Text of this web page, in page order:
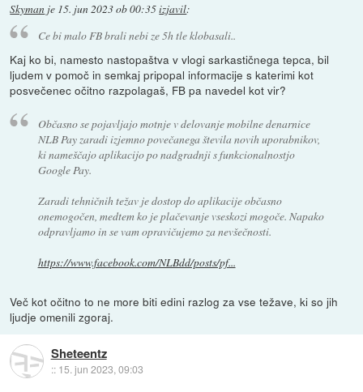
Skyman je 15. jun 2023 ob 00:35izjavil:
Ce bi malo FB brali nebi ze 5h tle klobasali..
Kaj ko bi, namesto nastopaštva v vlogi sarkastičnega tepca, bil
ljudem v pomoč in semkaj pripopal informacije s katerimi kot
posvečenec očitno razpolagaš, FB pa navedel kot vir?
Občasno se pojavljajo motnje v delovanje mobilne denarnice
NLB Pay zaradi izjemno povečanega števila novih uporabnikov,
ki nameščajo aplikacijo po nadgradnji s funkcionalnostjo
Google Pay.
Zaradi tehničnih težav je dostop do aplikacije občasno
onemogočen, medtem ko je plačevanje vseskozi mogoče. Napako
odpravljamo in se vam opravičujemo za nevšečnosti.
https://www.facebook.com/NLBdd/posts/pf...
Več kot očitno to ne more biti edini razlog za vse težave, ki so jih
ljudje omenili zgoraj.
Sheteentz
:: 15. jun 2023, 09:03